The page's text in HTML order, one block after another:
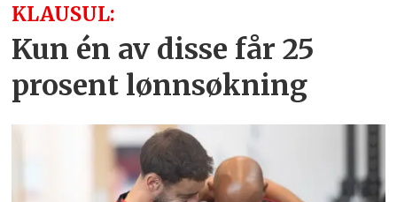
KLAUSUL:
Kun én av disse får 25
prosent lønnsøkning